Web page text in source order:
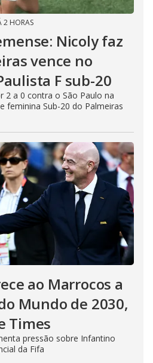
2 HORAS
Nicoly faz
vence no
F sub-20
2 a 0 contra o São Paulo na
feminina Sub-20 do Palmeiras
ao Marrocos a
Mundo de 2030,
Times
pressão sobre Infantino
da Fifa